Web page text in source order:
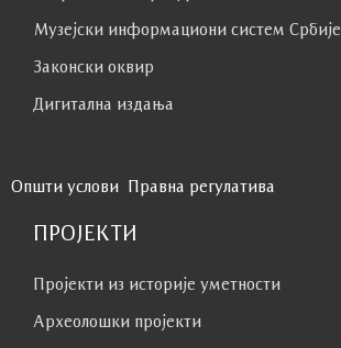
Музејски информациони систем Србије
Законски оквир
Дигитална издања
Општи услови Правна регулатива
ПРОЈЕКТИ
Пројекти из историје уметности
Археолошки пројекти